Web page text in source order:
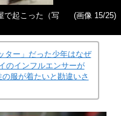
で起こった（写
(画像 15/25)
ター」だった少年はなぜ
インフルエンサーが
の服が着たいと勘違いさ